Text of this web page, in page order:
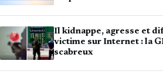
Il kidnappe, agresse et
victime sur Internet : la
scabreux